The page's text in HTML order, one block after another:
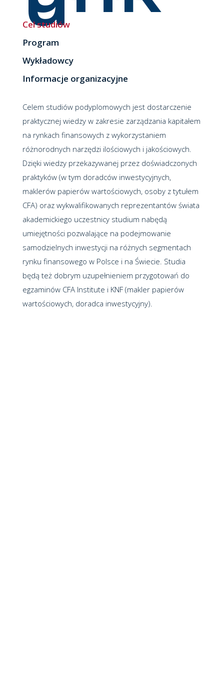
Cel studiów
Program
Wykładowcy
Informacje organizacyjne
Celem studiów podyplomowych jest dostarczenie
praktycznej wiedzy w zakresie zarządzania kapitałem
na rynkach finansowych z wykorzystaniem
różnorodnych narzędzi ilościowych i jakościowych.
Dzięki wiedzy przekazywanej przez doświadczonych
praktyków (w tym doradców inwestycyjnych,
maklerów papierów wartościowych, osoby z tytułem
CFA) oraz wykwalifikowanych reprezentantów świata
akademickiego uczestnicy studium nabędą
umiejętności pozwalające na podejmowanie
samodzielnych inwestycji na różnych segmentach
rynku finansowego w Polsce i na Świecie. Studia
będą też dobrym uzupełnieniem przygotowań do
egzaminów CFA Institute i KNF (makler papierów
wartościowych, doradca inwestycyjny).